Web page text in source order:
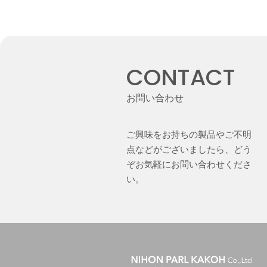
CONTACT
お問い合わせ
ご興味をお持ちの製品やご不明
点などがございましたら、どう
ぞお気軽にお問い合わせくださ
い。